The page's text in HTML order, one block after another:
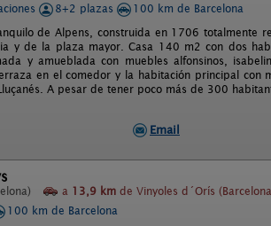
8+2 plazas
100 km de Barcelona
de Alpens, construida en 1706 totalmente
y de la plaza mayor. Casa 140 m2 con dos
y amueblada con muebles alfonsinos,
en el comedor y la habitación principal con
A pesar de tener poco más de 300
Email
a 13,9 km de Vinyoles d´Orís
100 km de Barcelona